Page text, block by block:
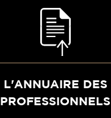
L'ANNUAIRE DES
PROFESSIONNELS